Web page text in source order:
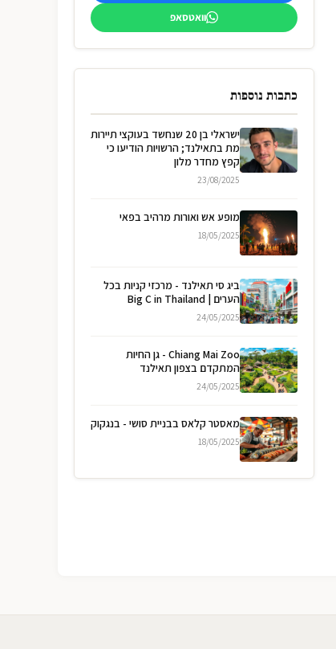
וואטסאפ
כתבות נוספות
ישראלי בן 20 שנחשד בעוקצי תיירות
מת בתאילנד; הרשויות הודיעו כי
קפץ מחדר מלון
23/08/2025
מופע אש ואורות מרהיב בפאי
18/05/2025
ביג סי תאילנד - מרכזי קניות בכל
הערים | Big C in Thailand
24/05/2025
Chiang Mai Zoo - גן החיות
המתקדם בצפון תאילנד
24/05/2025
מאסטר קלאס בבניית סושי - בנגקוק
18/05/2025